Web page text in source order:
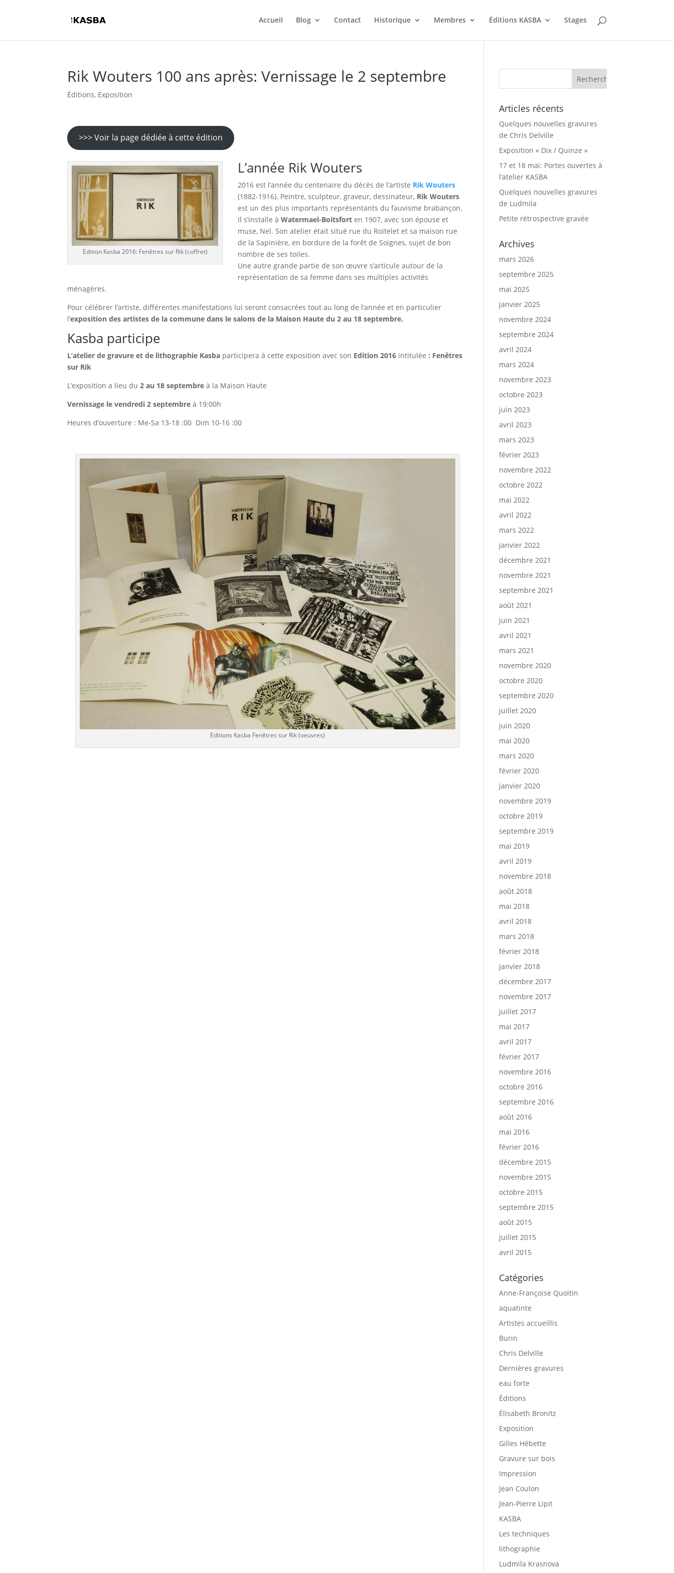
Accueil Blog Contact Historique Membres Éditions KASBA Stages
Rik Wouters 100 ans après: Vernissage le 2 septembre
Éditions, Exposition
>>> Voir la page dédiée à cette édition
Edition Kasba 2016: Fenêtres sur Rik (coffret)
L’année Rik Wouters
2016 est l’année du centenaire du décès de l’artiste Rik Wouters
(1882-1916). Peintre, sculpteur, graveur, dessinateur, Rik Wouters
est un des plus importants représentants du fauvisme brabançon.
Il s’installe àWatermael-Boitsfort en 1907, avec son épouse et
muse, Nel. Son atelier était situé rue du Roitelet et sa maison rue
de la Sapinière, en bordure de la forêt de Soignes, sujet de bon
nombre de ses toiles.
Une autre grande partie de son œuvre s’articule autour de la
représentation de sa femme dans ses multiples activités
ménagères.
Pour célébrer l’artiste, différentes manifestations lui seront consacrées tout au long de l’année et en particulier
l’exposition des artistes de la commune dans le salons de la Maison Haute du 2 au 18 septembre.
Kasba participe
L’atelier de gravure et de lithographie Kasba participera à cette exposition avec son Edition 2016 intitulée : Fenêtres
sur Rik
L’exposition a lieu du2 au 18 septembre à la Maison Haute
Vernissage le vendredi 2 septembre à 19:00h
Heures d’ouverture : Me-Sa 13-18 :00 Dim 10-16 :00
Editions Kasba Fenêtres sur Rik (oeuvres)
Articles récents
Quelques nouvelles gravures
de Chris Delville
Exposition « Dix / Quinze »
17 et 18 mai: Portes ouvertes à
l’atelier KASBA
Quelques nouvelles gravures
de Ludmila
Petite rétrospective gravée
Archives
mars 2026
septembre 2025
mai 2025
janvier 2025
novembre 2024
septembre 2024
avril 2024
mars 2024
novembre 2023
octobre 2023
juin 2023
avril 2023
mars 2023
février 2023
novembre 2022
octobre 2022
mai 2022
avril 2022
mars 2022
janvier 2022
décembre 2021
novembre 2021
septembre 2021
août 2021
juin 2021
avril 2021
mars 2021
novembre 2020
octobre 2020
septembre 2020
juillet 2020
juin 2020
mai 2020
mars 2020
février 2020
janvier 2020
novembre 2019
octobre 2019
septembre 2019
mai 2019
avril 2019
novembre 2018
août 2018
mai 2018
avril 2018
mars 2018
février 2018
janvier 2018
décembre 2017
novembre 2017
juillet 2017
mai 2017
avril 2017
février 2017
novembre 2016
octobre 2016
septembre 2016
août 2016
mai 2016
février 2016
décembre 2015
novembre 2015
octobre 2015
septembre 2015
août 2015
juillet 2015
avril 2015
Catégories
Anne-Françoise Quoitin
aquatinte
Artistes accueillis
Burin
Chris Delville
Dernières gravures
eau forte
Éditions
Élisabeth Bronitz
Exposition
Gilles Hébette
Gravure sur bois
Impression
Jean Coulon
Jean-Pierre Lipit
KASBA
Les techniques
lithographie
Ludmila Krasnova